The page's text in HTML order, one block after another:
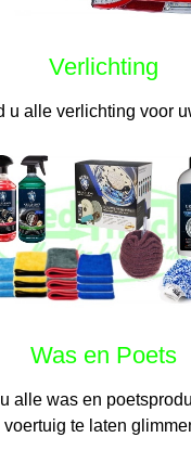
Verlichting
u alle verlichting voor
Was en Poets
alle was en
voertuig te laten